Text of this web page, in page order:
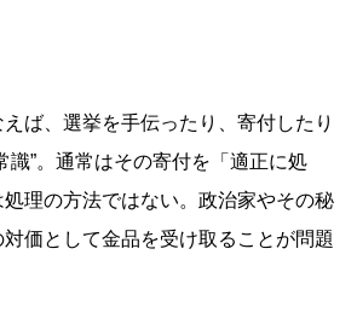
ば、選挙を手伝ったり、寄付したり
識”。通常はその寄付を「適正に処
理の方法ではない。政治家やその秘
価として金品を受け取ることが問題